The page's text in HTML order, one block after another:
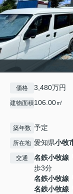
価格 3,480万円
建物面積106.00㎡
築年数 予定
所在地 愛知県小牧
交通 名鉄小牧線
歩3分
名鉄小牧線
名鉄小牧線